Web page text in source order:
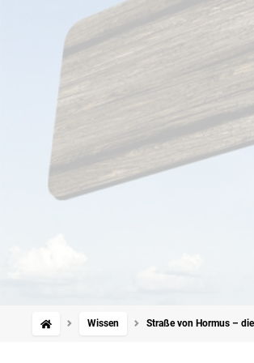
Wissen Straße von Hormus –